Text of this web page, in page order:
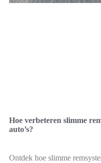
Hoe verbeteren slimme
auto’s?
Ontdek hoe slimme